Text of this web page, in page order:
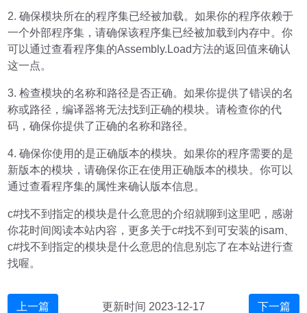
2. 确保模块所在的程序集已经被加载。如果你的程序依赖于
一个外部程序集，请确保该程序集已经被加载到内存中。你
可以通过查看程序集的Assembly.Load方法的返回值来确认
这一点。
3. 检查模块的名称和路径是否正确。如果你提供了错误的名
称或路径，编译器将无法找到正确的模块。请检查你的代
码，确保你提供了正确的名称和路径。
4. 确保你使用的是正确版本的模块。如果你的程序需要的是
新版本的模块，请确保你正在使用正确版本的模块。你可以
通过查看程序集的属性来确认版本信息。
c#找不到指定的模块是什么意思的介绍就聊到这里吧，感谢
你花时间阅读本站内容，更多关于c#找不到可安装的isam、
c#找不到指定的模块是什么意思的信息别忘了在本站进行查
找喔。
上一篇 更新时间 2023-12-17 下一篇